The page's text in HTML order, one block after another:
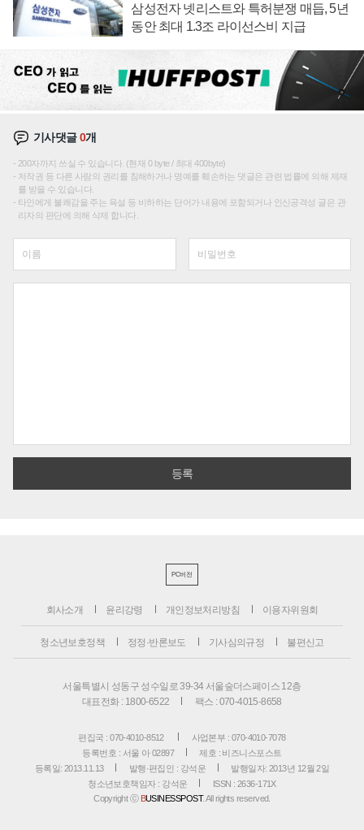
삼성전자 넷리스트와 특허분쟁 매듭, 5년
동안 최대 1.3조 라이선스비 지급
기사댓글0개
200자까지 쓰실 수 있습니다. (현재 0 byte / 최대 400byte)
저작권 등 다른 사람의 권리를 침해하거나 명예를 훼손하는 댓글은 관련 법률에 의해 제재
를 받을 수 있습니다.
타인에게 불쾌감을 주는 욕설 등 비하하는 단어가 내용에 포함되거나 인신공격성 글은 관
리자의 판단에 의해 삭제 합니다.
PC버전
회사소개 윤리강령 개인정보처리방침 이용자위원회
청소년보호정책 정정·반론보도 기사심의규정 불편신고
서울특별시 성동구 성수일로 39-34 서울숲더스페이스 12층
대표전화 : 1800-6522
팩스 : 070-4015-8658
편집국 : 070-4010-8512
사업본부 : 070-4010-7078
등록번호 : 서울 아 02897
제호 : 비즈니스포스트
등록일: 2013.11.13
발행·편집인 : 강석운
발행일자: 2013년 12월 2일
청소년보호책임자 : 강석운
ISSN : 2636-171X
Copyright ⓒ BUSINESSPOST. All rights reserved.